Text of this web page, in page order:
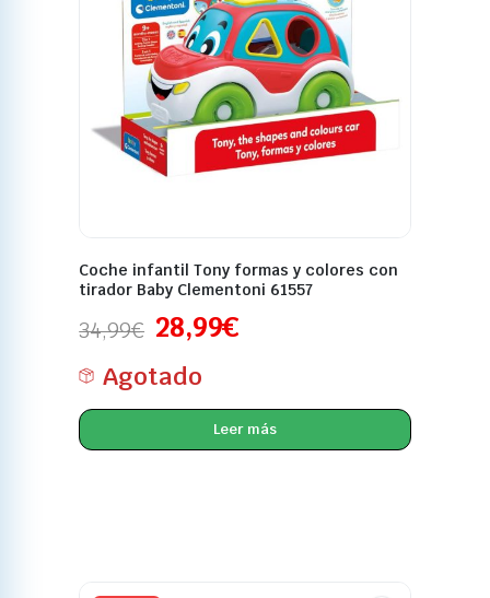
Coche infantil Tony formas y colores con
tirador Baby Clementoni 61557
34,99€ 28,99€
Agotado
Leer más